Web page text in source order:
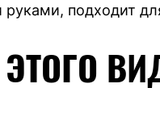
подходит